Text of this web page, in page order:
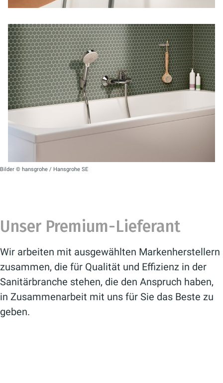
Bilder © hansgrohe / Hansgrohe SE
Unser Premium-Lieferant
Wir arbeiten mit ausgewählten Markenherstellern
zusammen, die für Qualität und Effizienz in der
Sanitärbranche stehen, die den Anspruch haben,
in Zusammenarbeit mit uns für Sie das Beste zu
geben.